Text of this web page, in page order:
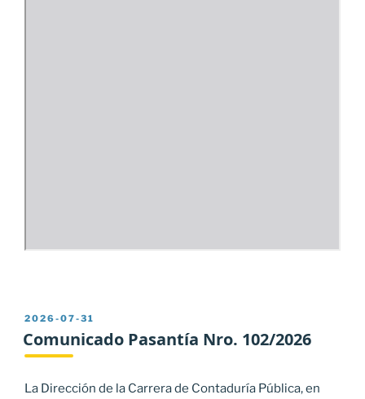
PUBLICADO
EL
2026-07-31
Comunicado Pasantía Nro. 102/2026
La Dirección de la Carrera de Contaduría Pública, en